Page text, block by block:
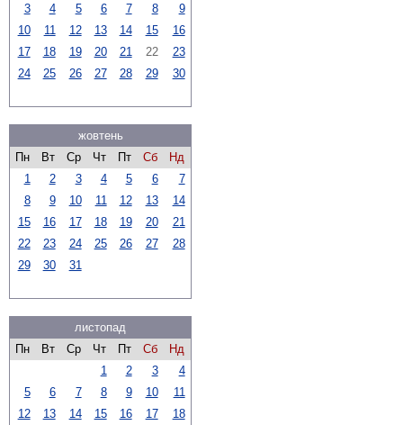
3
4 5 6 7 8
9
10
11 12 13 14 15
16
17
18 19 20 21 22
23
24
25 26 27 28 29 30
жовтень
Пн
Вт Ср Чт Пт Сб
Нд
1
2 3 4 5 6
7
8
9 10 11 12 13
14
15
16 17 18 19 20
21
22
23 24 25 26 27
28
29
30 31
листопад
Пн
Вт Ср Чт Пт Сб
Нд
1
2 3
4
5
6 7 8 9 10
11
12
13 14 15 16 17
18